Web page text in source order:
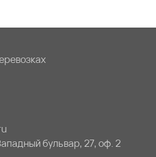
бульвар, 27, оф. 2